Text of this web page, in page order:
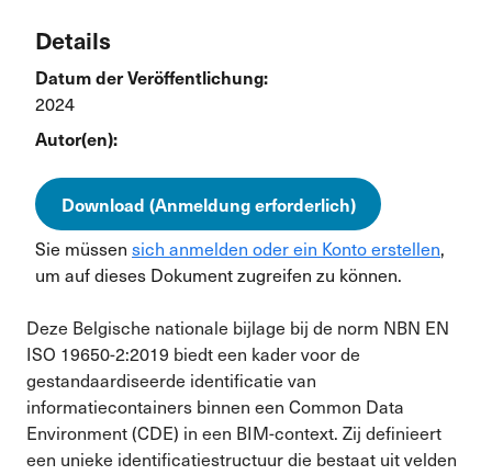
Details
Datum der Veröffentlichung:
2024
Autor(en):
Download (Anmeldung erforderlich)
Sie müssen sich anmelden oder ein Konto erstellen,
um auf dieses Dokument zugreifen zu können.
Deze Belgische nationale bijlage bij de norm NBN EN
ISO 19650-2:2019 biedt een kader voor de
gestandaardiseerde identificatie van
informatiecontainers binnen een Common Data
Environment (CDE) in een BIM-context. Zij definieert
een unieke identificatiestructuur die bestaat uit velden